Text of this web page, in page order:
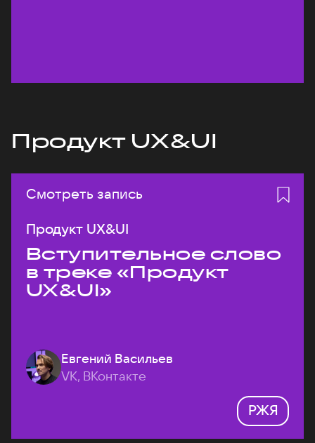
Продукт UX&UI
Смотреть запись
Продукт UX&UI
Вступительное слово
в треке «Продукт
UX&UI»
Евгений Васильев
VK, ВКонтакте
РЖЯ